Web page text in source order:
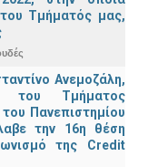
Τμήματός μας,
Ανεμοζάλη,
του Τμήματος
Πανεπιστημίου
την 16η θέση
της Credit